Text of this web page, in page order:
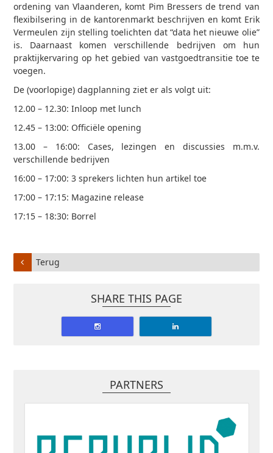
ordening van Vlaanderen, komt Pim Bressers de trend van
flexibilsering in de kantorenmarkt beschrijven en komt Erik
Vermeulen zijn stelling toelichten dat “data het nieuwe olie”
is. Daarnaast komen verschillende bedrijven om hun
praktijkervaring op het gebied van vastgoedtransitie toe te
voegen.
De (voorlopige) dagplanning ziet er als volgt uit:
12.00 – 12.30: Inloop met lunch
12.45 – 13:00: Officiële opening
13.00 – 16:00: Cases, lezingen en discussies m.m.v.
verschillende bedrijven
16:00 – 17:00: 3 sprekers lichten hun artikel toe
17:00 – 17:15: Magazine release
17:15 – 18:30: Borrel
Terug
SHARE THIS PAGE
PARTNERS